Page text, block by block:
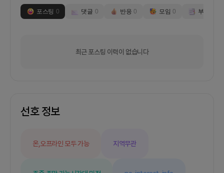
포스팅 0 댓글 0 반응 0 모임 0 부스
최근 포스팅 이력이 없습니다
선호 정보
온,오프라인 모두 가능 지역무관